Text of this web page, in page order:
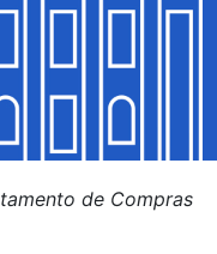
de Compras